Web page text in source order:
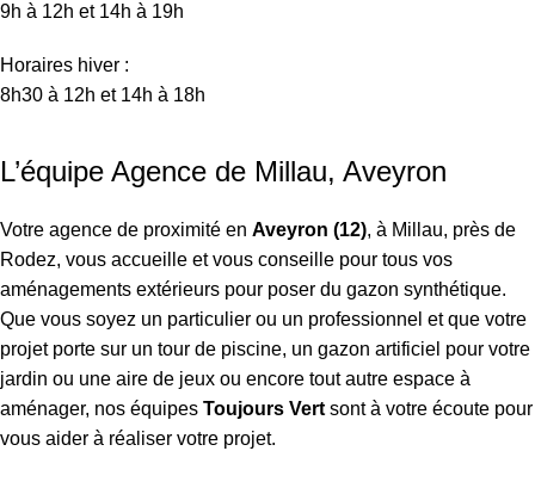
9h à 12h et 14h à 19h
Horaires hiver :
8h30 à 12h et 14h à 18h
L’équipe Agence de Millau, Aveyron
Votre agence de proximité en Aveyron (12), à Millau, près de
Rodez, vous accueille et vous conseille pour tous vos
aménagements extérieurs pour poser du gazon synthétique.
Que vous soyez un particulier ou un professionnel et que votre
projet porte sur un tour de piscine, un gazon artificiel pour votre
jardin ou une aire de jeux ou encore tout autre espace à
aménager, nos équipes Toujours Vert sont à votre écoute pour
vous aider à réaliser votre projet.